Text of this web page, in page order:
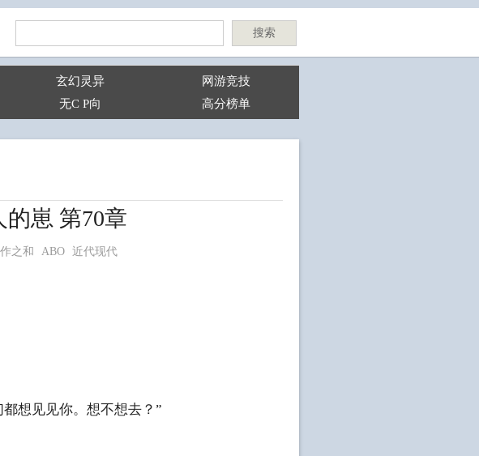
搜索
玄幻灵异
网游竞技
无C P向 高分榜单
崽 第70章
之和 ABO 近代现代
想见见你。想不想去？”